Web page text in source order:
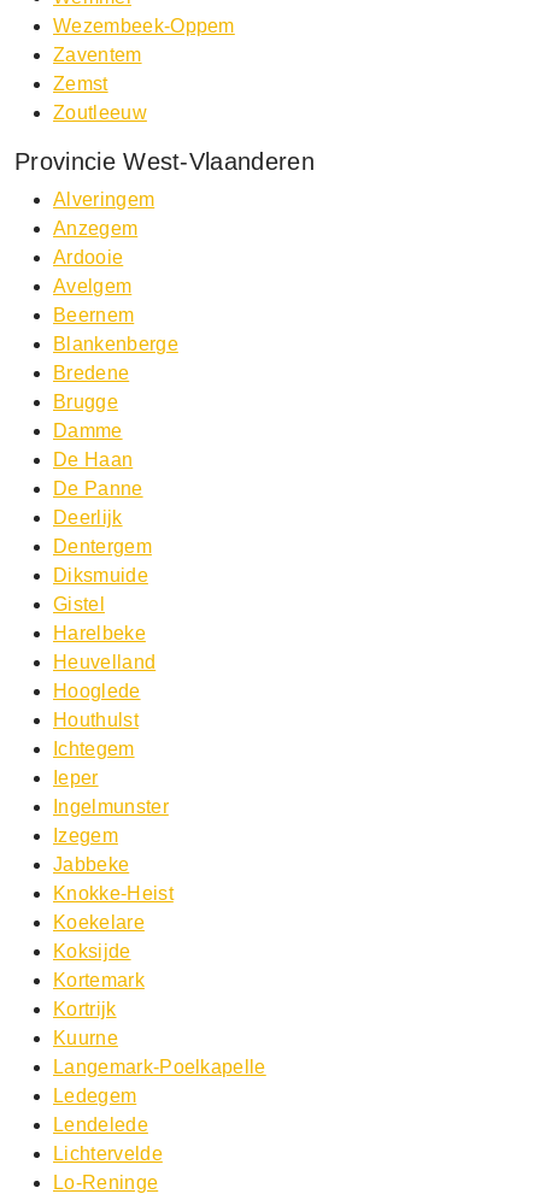
Wezembeek-Oppem
Zaventem
Zemst
Zoutleeuw
Provincie West-Vlaanderen
Alveringem
Anzegem
Ardooie
Avelgem
Beernem
Blankenberge
Bredene
Brugge
Damme
De Haan
De Panne
Deerlijk
Dentergem
Diksmuide
Gistel
Harelbeke
Heuvelland
Hooglede
Houthulst
Ichtegem
Ieper
Ingelmunster
Izegem
Jabbeke
Knokke-Heist
Koekelare
Koksijde
Kortemark
Kortrijk
Kuurne
Langemark-Poelkapelle
Ledegem
Lendelede
Lichtervelde
Lo-Reninge